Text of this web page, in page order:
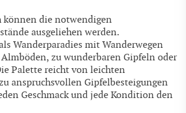
können die notwendigen
ausgeliehen werden.
Wanderparadies mit Wanderwegen
zu wunderbaren Gipfeln oder
Palette reicht von leichten
anspruchsvollen Gipfelbesteigungen
Geschmack und jede Kondition den